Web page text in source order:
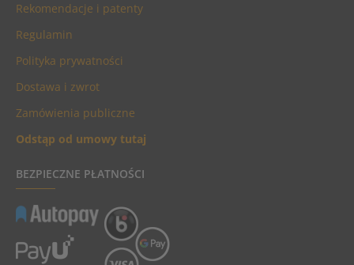
Rekomendacje i patenty
Regulamin
Polityka prywatności
Dostawa i zwrot
Zamówienia publiczne
Odstąp od umowy tutaj
BEZPIECZNE PŁATNOŚCI